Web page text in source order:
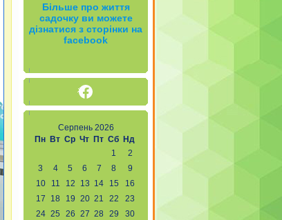
Більше про життя
садочку ви можете
дізнатися з сторінки на
facebook
Facebook
Серпень 2026
Пн
Вт Ср Чт Пт Сб
Нд
1
2
3
4 5 6 7 8
9
10
11 12 13 14 15
16
17
18 19 20 21 22
23
24 25 26 27 28 29
30